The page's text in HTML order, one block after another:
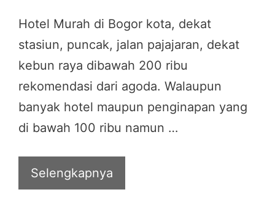
Hotel Murah di Bogor kota, dekat
stasiun, puncak, jalan pajajaran, dekat
kebun raya dibawah 200 ribu
rekomendasi dari agoda. Walaupun
banyak hotel maupun penginapan yang
di bawah 100 ribu namun …
Selengkapnya